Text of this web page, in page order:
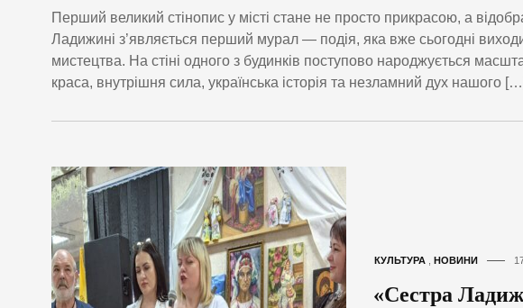
Перший великий стінопис у місті стане не просто прикрасою, а
Ладижині з’являється перший мурал — подія, яка вже сьогодні
мистецтва. На стіні одного з будинків поступово народжується
краса, внутрішня сила, українська історія та незламний дух нашого
КУЛЬТУРА , НОВИНИ
«Сестра